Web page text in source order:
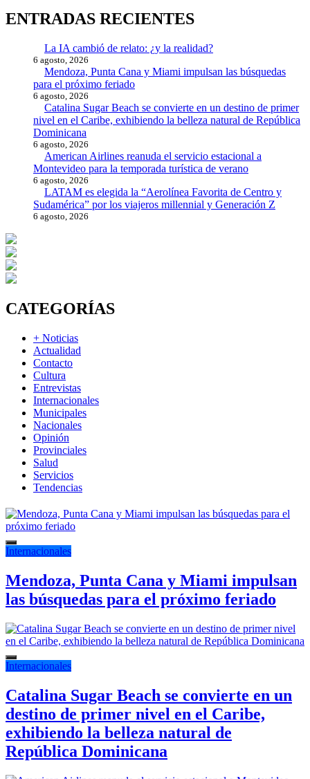
ENTRADAS RECIENTES
La IA cambió de relato: ¿y la realidad?
6 agosto, 2026
Mendoza, Punta Cana y Miami impulsan las búsquedas
para el próximo feriado
6 agosto, 2026
Catalina Sugar Beach se convierte en un destino de primer
nivel en el Caribe, exhibiendo la belleza natural de República
Dominicana
6 agosto, 2026
American Airlines reanuda el servicio estacional a
Montevideo para la temporada turística de verano
6 agosto, 2026
LATAM es elegida la “Aerolínea Favorita de Centro y
Sudamérica” por los viajeros millennial y Generación Z
6 agosto, 2026
CATEGORÍAS
+ Noticias
Actualidad
Contacto
Cultura
Entrevistas
Internacionales
Municipales
Nacionales
Opinión
Provinciales
Salud
Servicios
Tendencias
Internacionales
Mendoza, Punta Cana y Miami impulsan
las búsquedas para el próximo feriado
Internacionales
Catalina Sugar Beach se convierte en un
destino de primer nivel en el Caribe,
exhibiendo la belleza natural de
República Dominicana